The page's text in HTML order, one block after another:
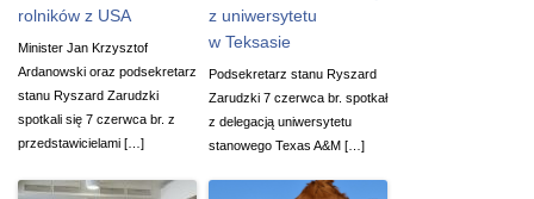
rolników z USA
Minister Jan Krzysztof
Ardanowski oraz podsekretarz
stanu Ryszard Zarudzki
spotkali się 7 czerwca br. z
przedstawicielami […]
z uniwersytetu
w Teksasie
Podsekretarz stanu Ryszard
Zarudzki 7 czerwca br. spotkał
z delegacją uniwersytetu
stanowego Texas A&M […]